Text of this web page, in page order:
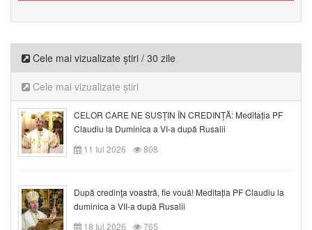
Cele mai vizualizate știri / 30 zile
Cele mai vizualizate știri
CELOR CARE NE SUSȚIN ÎN CREDINȚĂ: Meditația PF
Claudiu la Duminica a VI-a după Rusalii
11 Iul 2026
808
După credinţa voastră, fie vouă! Meditația PF Claudiu la
duminica a VII-a după Rusalii
18 Iul 2026
765